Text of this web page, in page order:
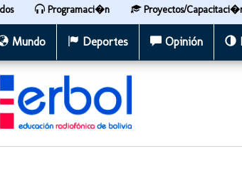
Programaci�n Proyectos/
Mundo Deportes Opinión